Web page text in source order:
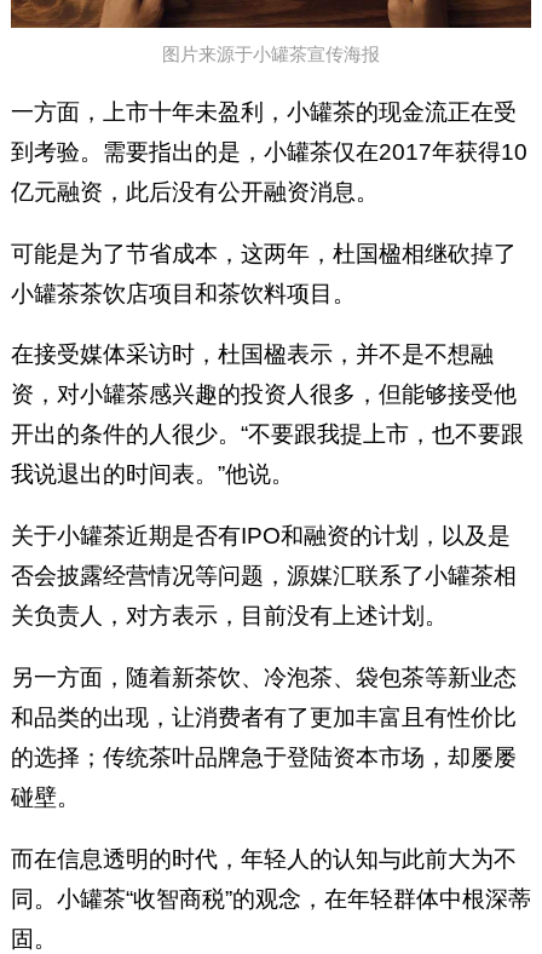
图片来源于小罐茶宣传海报
一方面，上市十年未盈利，小罐茶的现金流正在受
到考验。需要指出的是，小罐茶仅在2017年获得10
亿元融资，此后没有公开融资消息。
可能是为了节省成本，这两年，杜国楹相继砍掉了
小罐茶茶饮店项目和茶饮料项目。
在接受媒体采访时，杜国楹表示，并不是不想融
资，对小罐茶感兴趣的投资人很多，但能够接受他
开出的条件的人很少。“不要跟我提上市，也不要跟
我说退出的时间表。”他说。
关于小罐茶近期是否有IPO和融资的计划，以及是
否会披露经营情况等问题，源媒汇联系了小罐茶相
关负责人，对方表示，目前没有上述计划。
另一方面，随着新茶饮、冷泡茶、袋包茶等新业态
和品类的出现，让消费者有了更加丰富且有性价比
的选择；传统茶叶品牌急于登陆资本市场，却屡屡
碰壁。
而在信息透明的时代，年轻人的认知与此前大为不
同。小罐茶“收智商税”的观念，在年轻群体中根深蒂
固。